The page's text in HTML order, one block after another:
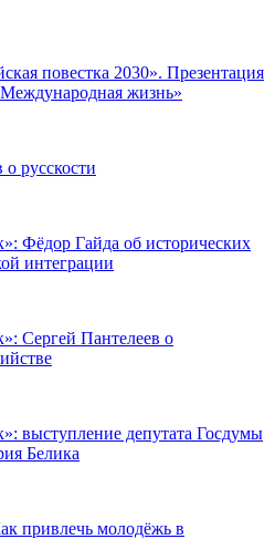
повестка 2030». Презентация
жизнь»
русскости
Фёдор Гайда об исторических
интеграции
Сергей Пантелеев о
выступление депутата Госдумы
Белика
привлечь молодёжь в